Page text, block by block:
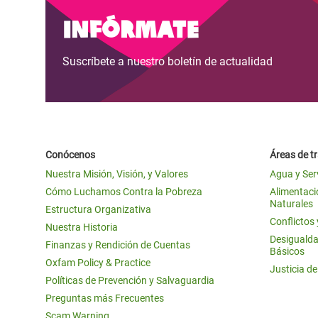
Conflictos y Desastres
Desigualdad Extrema y
Servicios Sociales Básicos
Gender, Rights, and Justice
en
en
Crisis
Crisis
#ActuaPorElClima
Erradiquemos el Sufrimiento Humano que
se Oculta tras los Alimentos
¡Basta! Acabemos con las violencias contra
ayuda
navegación
Infórmate
Suscríbete a nuestro boletín de actualidad
Conócenos
Nuestra Misión, Visión, y Valores
Cómo Luchamos Contra la Pobreza
Estructura Organizativa
Nuestra Historia
Finanzas y Rendición de Cuentas
Oxfam Policy & Practice
Políticas de Prevención y Salvaguardia
Preguntas más Frecuentes
Áreas de
Agua y
Naturales
Conflictos
Básicos
Justicia de